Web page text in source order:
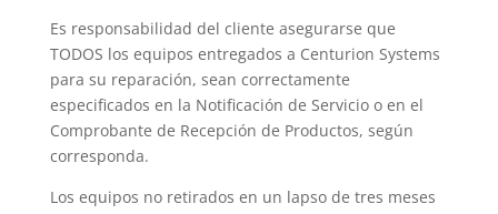
Es responsabilidad del cliente asegurarse que
TODOS los equipos entregados a Centurion Systems
para su reparación, sean correctamente
especificados en la Notificación de Servicio o en el
Comprobante de Recepción de Productos, según
corresponda.
Los equipos no retirados en un lapso de tres meses